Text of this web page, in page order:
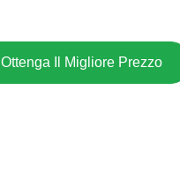
Ottenga Il Migliore Prezzo